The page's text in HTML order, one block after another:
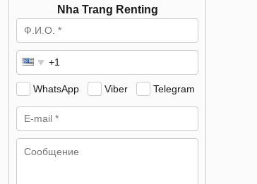
Nha Trang Renting
WhatsApp Viber Telegram